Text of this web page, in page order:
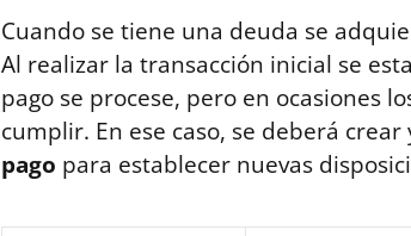
Cuando se tiene una deuda se
Al realizar la transacción inicial se
pago se procese, pero en ocasiones
cumplir. En ese caso, se deberá
pago para establecer nuevas